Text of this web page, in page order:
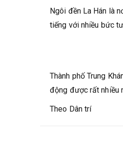
Ngôi đền La Hán là
tiếng với nhiều bức
Thành phố Trung
động được rất nhiều
Theo Dân trí